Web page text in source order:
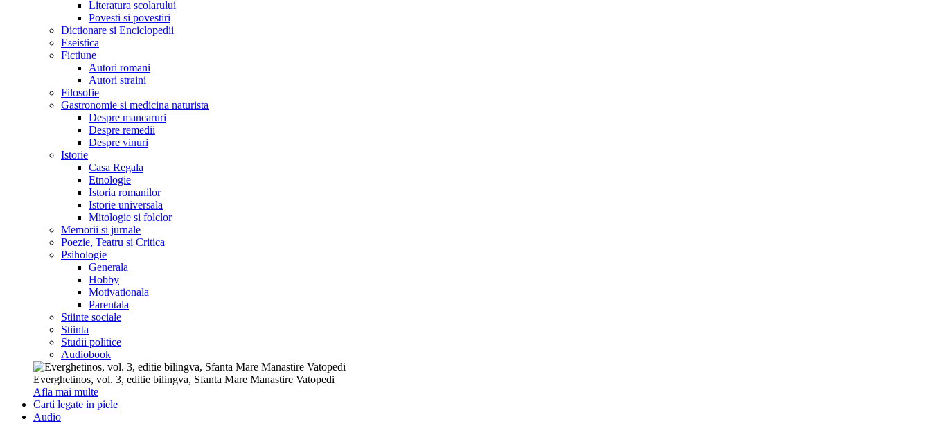
Literatura scolarului
Povesti si povestiri
Dictionare si Enciclopedii
Eseistica
Fictiune
Autori romani
Autori straini
Filosofie
Gastronomie si medicina naturista
Despre mancaruri
Despre remedii
Despre vinuri
Istorie
Casa Regala
Etnologie
Istoria romanilor
Istorie universala
Mitologie si folclor
Memorii si jurnale
Poezie, Teatru si Critica
Psihologie
Generala
Hobby
Motivationala
Parentala
Stiinte sociale
Stiinta
Studii politice
Audiobook
Everghetinos, vol. 3, editie bilingva, Sfanta Mare Manastire Vatopedi
Afla mai multe
Carti legate in piele
Audio